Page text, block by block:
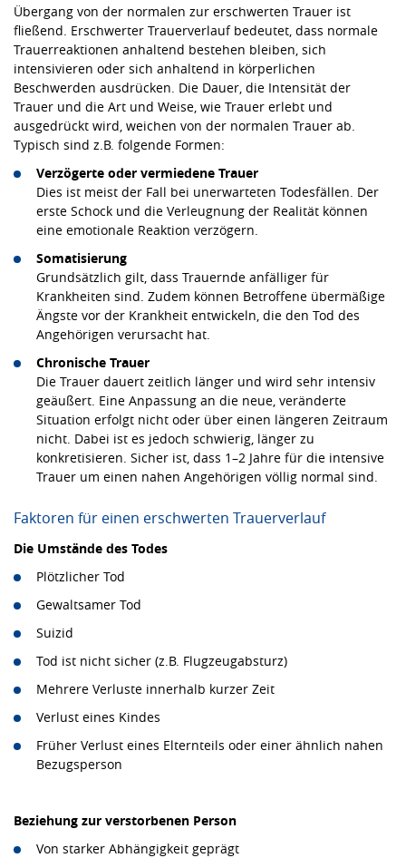
Übergang von der normalen zur erschwerten Trauer ist
fließend. Erschwerter Trauerverlauf bedeutet, dass normale
Trauerreaktionen anhaltend bestehen bleiben, sich
intensivieren oder sich anhaltend in körperlichen
Beschwerden ausdrücken. Die Dauer, die Intensität der
Trauer und die Art und Weise, wie Trauer erlebt und
ausgedrückt wird, weichen von der normalen Trauer ab.
Typisch sind z.B. folgende Formen:
Verzögerte oder vermiedene Trauer
Dies ist meist der Fall bei unerwarteten Todesfällen. Der
erste Schock und die Verleugnung der Realität können
eine emotionale Reaktion verzögern.
Somatisierung
Grundsätzlich gilt, dass Trauernde anfälliger für
Krankheiten sind. Zudem können Betroffene übermäßige
Ängste vor der Krankheit entwickeln, die den Tod des
Angehörigen verursacht hat.
Chronische Trauer
Die Trauer dauert zeitlich länger und wird sehr intensiv
geäußert. Eine Anpassung an die neue, veränderte
Situation erfolgt nicht oder über einen längeren Zeitraum
nicht. Dabei ist es jedoch schwierig, länger zu
konkretisieren. Sicher ist, dass 1–2 Jahre für die intensive
Trauer um einen nahen Angehörigen völlig normal sind.
Faktoren für einen erschwerten Trauerverlauf
Die Umstände des Todes
Plötzlicher Tod
Gewaltsamer Tod
Suizid
Tod ist nicht sicher (z.B. Flugzeugabsturz)
Mehrere Verluste innerhalb kurzer Zeit
Verlust eines Kindes
Früher Verlust eines Elternteils oder einer ähnlich nahen
Bezugsperson
Beziehung zur verstorbenen Person
Von starker Abhängigkeit geprägt